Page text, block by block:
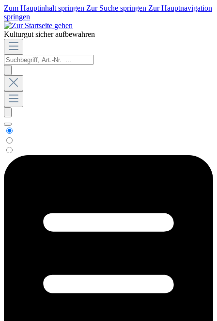
Zum Hauptinhalt springen Zur Suche springen Zur Hauptnavigation
springen
Kulturgut sicher aufbewahren